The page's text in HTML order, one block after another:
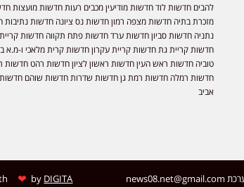
להבים חדשות לוד חדשות מודיעין מכבים רעות חדשות מועצות
מזכרת בתיה חדשות מצפה רמון חדשות נס ציונה חדשות נתיבות
נתניה חדשות סביון חדשות ערד חדשות פתח תקווה חדשות קריית
חדשות קריית גת חדשות קריית עקרון חדשות קרית מלאכי ו-מ.א
טוביה חדשות ראש העין חדשות ראשון לציון חדשות רהט חדשות
חדשות רמלה חדשות רמת גן חדשות שדרות חדשות שוהם
אביב
news08.net@gmail.com
❤ by DIGITA